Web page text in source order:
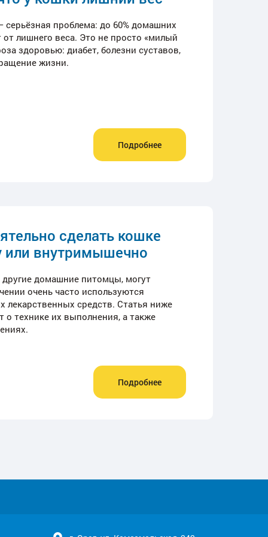
проблема: до 60% домашних
лишнего веса. Это не просто «милый
здоровью: диабет, болезни суставов,
жизни.
Подробнее
сделать кошке
или внутримышечно
домашние питомцы, могут
очень часто используются
лекарственных средств. Статья ниже
о технике их выполнения, а также
Подробнее